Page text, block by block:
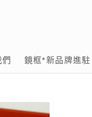
鏡框*新品牌進駐